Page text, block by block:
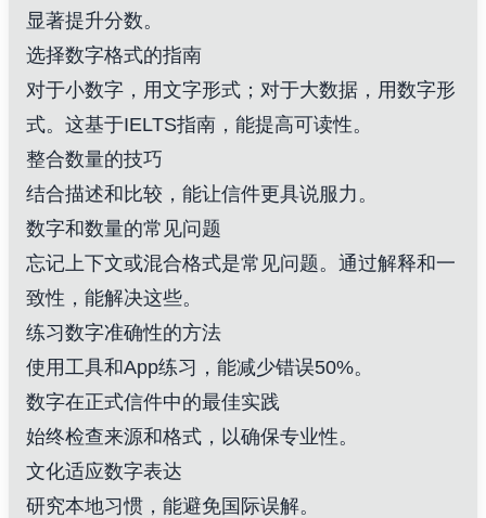
显著提升分数。
选择数字格式的指南
对于小数字，用文字形式；对于大数据，用数字形
式。这基于IELTS指南，能提高可读性。
整合数量的技巧
结合描述和比较，能让信件更具说服力。
数字和数量的常见问题
忘记上下文或混合格式是常见问题。通过解释和一
致性，能解决这些。
练习数字准确性的方法
使用工具和App练习，能减少错误50%。
数字在正式信件中的最佳实践
始终检查来源和格式，以确保专业性。
文化适应数字表达
研究本地习惯，能避免国际误解。